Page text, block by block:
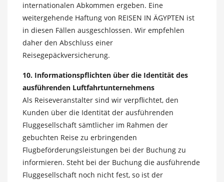
internationalen Abkommen ergeben. Eine
weitergehende Haftung von REISEN IN ÄGYPTEN ist
in diesen Fällen ausgeschlossen. Wir empfehlen
daher den Abschluss einer
Reisegepäckversicherung.
10. Informationspflichten über die Identität des
ausführenden Luftfahrtunternehmens
Als Reiseveranstalter sind wir verpflichtet, den
Kunden über die Identität der ausführenden
Fluggesellschaft sämtlicher im Rahmen der
gebuchten Reise zu erbringenden
Flugbeförderungsleistungen bei der Buchung zu
informieren. Steht bei der Buchung die ausführende
Fluggesellschaft noch nicht fest, so ist der